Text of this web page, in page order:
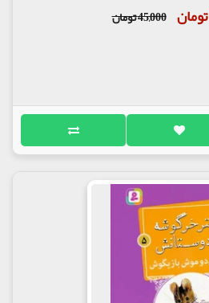
45,000 تومان